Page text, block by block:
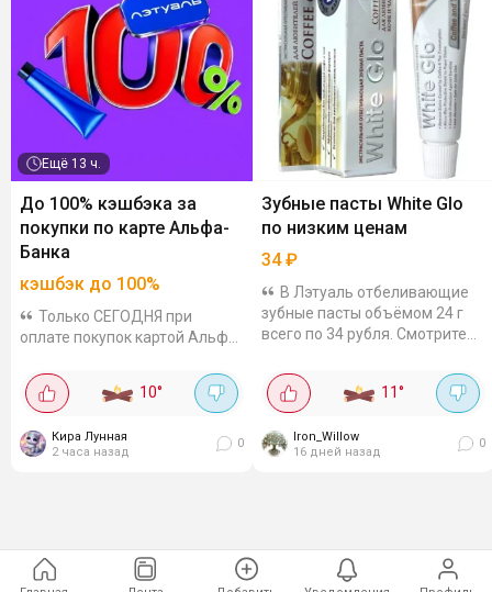
Ещё 13 ч.
До 100% кэшбэка за
покупки по карте Альфа-
Банка
кэшбэк до 100%
Только СЕГОДНЯ при
оплате покупок картой Альфа-
кэшбэк до 100% от стоимости
товаров. Размер кэшбэка
вращения барабана в...
10°
Кира Лунная
2 часа назад
0
Зубные пасты White Glo
по низким ценам
34₽
В Лэтуаль отбеливающие
зубные пасты объёмом 24 г
всего по 34 рубля. Смотрите
не много. В составе разные
формулы под разные
задачи....
11°
Iron_Willow
16 дней назад
0